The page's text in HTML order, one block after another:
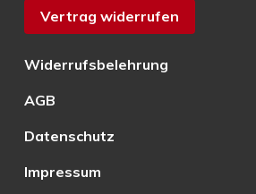
Vertrag widerrufen
Widerrufsbelehrung
AGB
Datenschutz
Impressum